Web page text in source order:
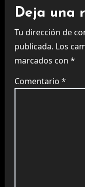
Deja una
Tu dirección de
publicada. Los
marcados con *
Comentario *